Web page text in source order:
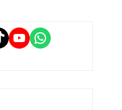
YouTube
WhatsApp